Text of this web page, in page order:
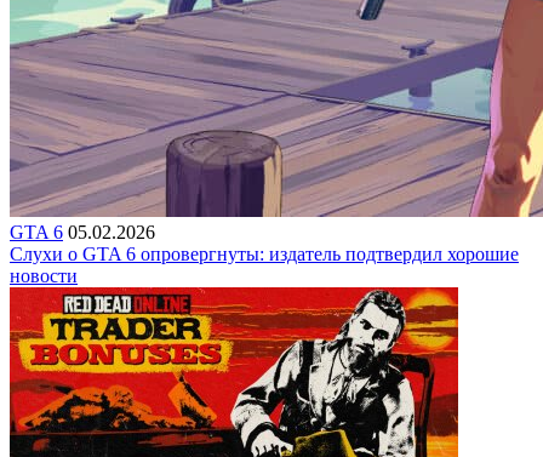
GTA 6 05.02.2026
Слухи о GTA 6 опровергнуты: издатель подтвердил хорошие
новости